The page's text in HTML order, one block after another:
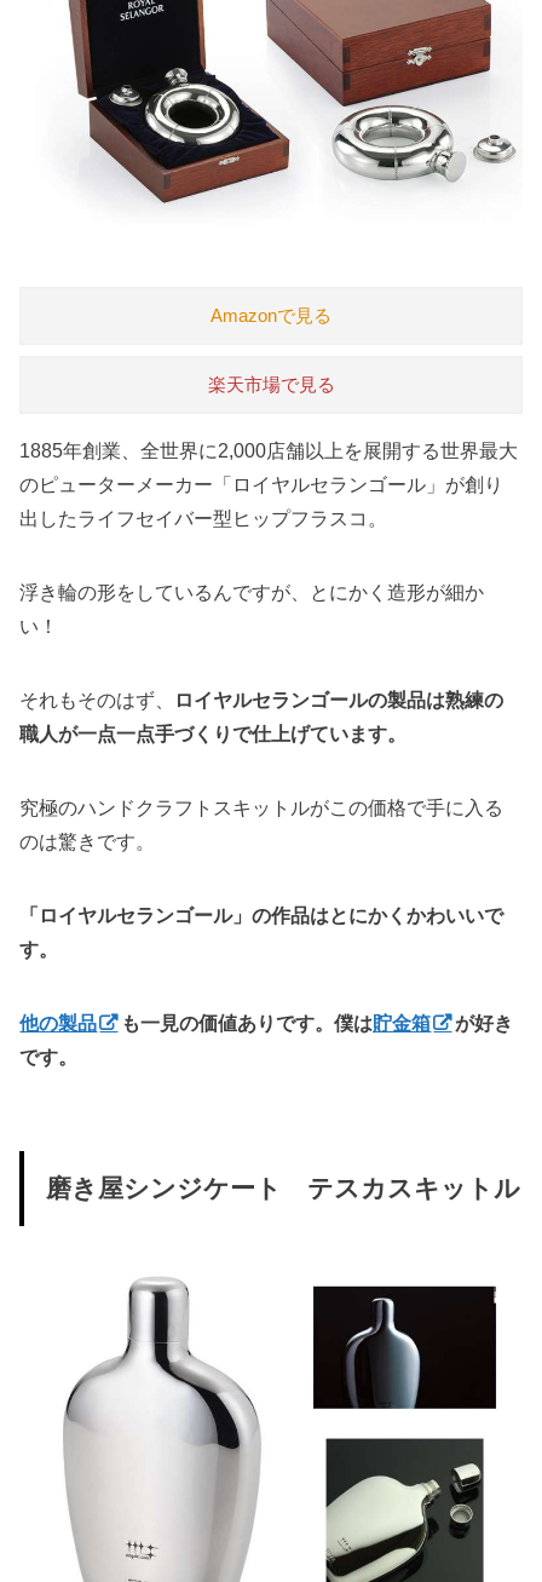
Amazonで見る
楽天市場で見る
1885年創業、全世界に2,000店舗以上を展開する世界最大
のピューターメーカー「ロイヤルセランゴール」が創り
出したライフセイバー型ヒップフラスコ。
浮き輪の形をしているんですが、とにかく造形が細か
い！
それもそのはず、
ロイヤルセランゴールの製品は熟練の
職人が一点一点手づくりで仕上げています。
究極のハンドクラフトスキットルがこの価格で手に入る
のは驚きです。
「ロイヤルセランゴール」の作品はとにかくかわいいで
す。
他の製品 も一見の価値ありです。僕は貯金箱
が好き
です。
磨き屋シンジケート テスカスキットル